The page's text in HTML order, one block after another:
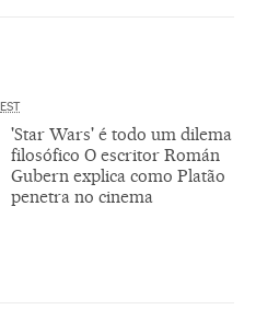
EST
'Star Wars' é todo um dilema
filosófico O escritor Román
Gubern explica como Platão
penetra no cinema